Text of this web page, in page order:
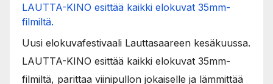
LAUTTA-KINO esittää kaikki elokuvat 35mm-
filmiltä.
Uusi elokuvafestivaali Lauttasaareen kesäkuussa.
LAUTTA-KINO esittää kaikki elokuvat 35mm-
filmiltä, parittaa viinipullon jokaiselle ja lämmittää